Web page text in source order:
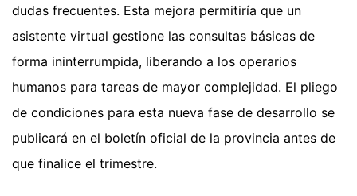
dudas frecuentes. Esta mejora permitiría que un
asistente virtual gestione las consultas básicas de
forma ininterrumpida, liberando a los operarios
humanos para tareas de mayor complejidad. El pliego
de condiciones para esta nueva fase de desarrollo se
publicará en el boletín oficial de la provincia antes de
que finalice el trimestre.